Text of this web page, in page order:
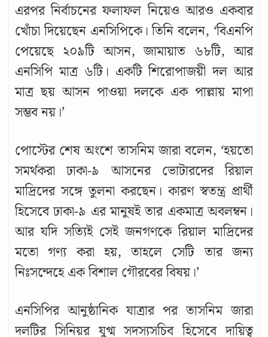
এরপর নির্বাচনের ফলাফল নিয়েও আরও একবার
খোঁচা দিয়েছেন এনসিপিকে। তিনি বলেন, ‘বিএনপি
পেয়েছে ২০৯টি আসন, জামায়াত ৬৮টি, আর
এনসিপি মাত্র ৬টি। একটি শিরোপাজয়ী দল আর
মাত্র ছয় আসন পাওয়া দলকে এক পাল্লায় মাপা
সম্ভব নয়।’
পোস্টের শেষ অংশে তাসনিম জারা বলেন, ‘হয়তো
সমর্থকরা ঢাকা-৯ আসনের ভোটারদের রিয়াল
মাদ্রিদের সঙ্গে তুলনা করছেন। কারণ স্বতন্ত্র প্রার্থী
হিসেবে ঢাকা-৯ এর মানুষই তার একমাত্র অবলম্বন।
আর যদি সত্যিই সেই জনগণকে রিয়াল মাদ্রিদের
মতো গণ্য করা হয়, তাহলে সেটি তার জন্য
নিঃসন্দেহে এক বিশাল গৌরবের বিষয়।’
এনসিপির আনুষ্ঠানিক যাত্রার পর তাসনিম জারা
দলটির সিনিয়র যুগ্ম সদস্যসচিব হিসেবে দায়িত্ব